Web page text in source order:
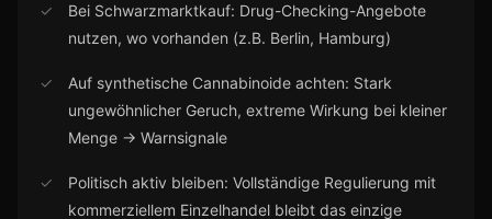
✓
Bei Schwarzmarktkauf: Drug-Checking-Angebote
nutzen, wo vorhanden (z.B. Berlin, Hamburg)
✓
Auf synthetische Cannabinoide achten: Stark
ungewöhnlicher Geruch, extreme Wirkung bei kleiner
Menge → Warnsignale
✓
Politisch aktiv bleiben: Vollständige Regulierung mit
kommerziellem Einzelhandel bleibt das einzige